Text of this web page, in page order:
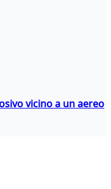
vicino a un aereo